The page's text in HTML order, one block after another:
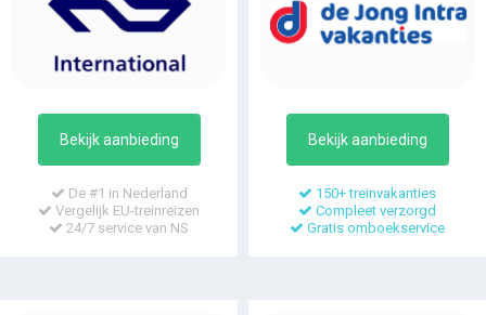
Bekijk aanbieding
De #1 in Nederland
Vergelijk EU-treinreizen
24/7 service van NS
Bekijk aanbieding
150+ treinvakanties
Compleet verzorgd
Gratis omboekservice